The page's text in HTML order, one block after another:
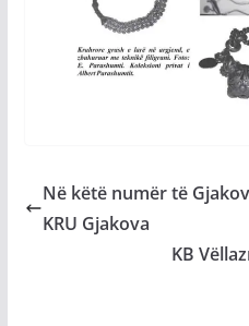
Në këtë numër të
KRU Gjakova
KB